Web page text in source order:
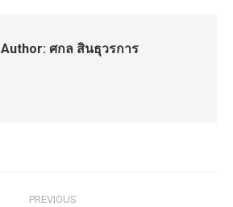
Author: ศกล สินธุวรการ
PREVIOUS